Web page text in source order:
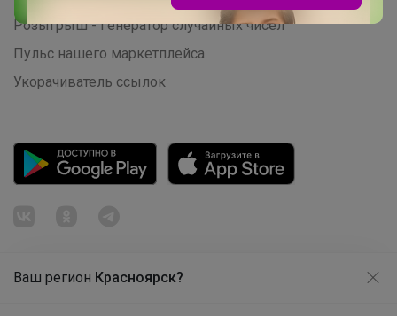
Ваш регион Красноярск?
Розыгрыш - Генератор случайных чисел
Пульс нашего маркетплейса
Укорачиватель ссылок
Продолжая использовать этот сайт и нажимая кнопку